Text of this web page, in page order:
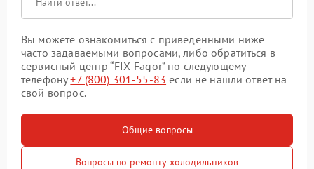
Вы можете ознакомиться с приведенными ниже
часто задаваемыми вопросами, либо обратиться в
сервисный центр “FIX-Fagor” по следующему
телефону+7 (800) 301-55-83 если не нашли ответ на
свой вопрос.
Общие вопросы
Вопросы по ремонту холодильников